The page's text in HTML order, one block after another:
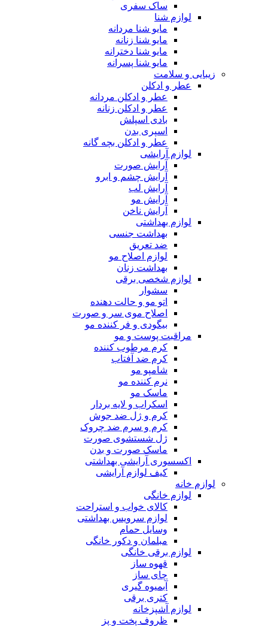
ساک سفری
لوازم شنا
مایو شنا مردانه
مایو شنا زنانه
مایو شنا دخترانه
مایو شنا پسرانه
زیبایی و سلامت
عطر و ادکلن
عطر و ادکلن مردانه
عطر و ادکلن زنانه
بادی اسپلش
اسپری بدن
عطر و ادکلن بچه گانه
لوازم آرایشی
آرایش صورت
آرایش چشم و ابرو
آرایش لب
آرایش مو
آرایش ناخن
لوازم بهداشتی
بهداشت جنسی
ضد تعریق
لوازم اصلاح مو
بهداشت زنان
لوازم شخصی برقی
سشوار
اتو مو و حالت دهنده
اصلاح موی سر و صورت
بیگودی و فر کننده مو
مراقبت پوست و مو
کرم مرطوب کننده
کرم ضد آفتاب
شامپو مو
نرم کننده مو
ماسک مو
اسکراب و لایه بردار
کرم و ژل ضد جوش
کرم و سرم ضد چروک
ژل شستشوی صورت
ماسک صورت و بدن
اکسسوری آرایشی بهداشتی
کیف لوازم آرایشی
لوازم خانه
لوازم خانگی
کالای خواب و استراحت
لوازم سرویس بهداشتی
وسایل حمام
مبلمان و دکور خانگی
لوازم برقی خانگی
قهوه ساز
چای ساز
آبمیوه گیری
کتری برقی
لوازم آشپزخانه
ظروف پخت و پز